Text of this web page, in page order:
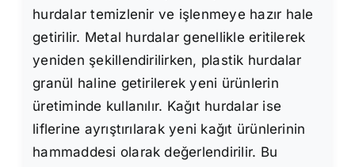
hurdalar temizlenir ve işlenmeye hazır hale
getirilir. Metal hurdalar genellikle eritilerek
yeniden şekillendirilirken, plastik hurdalar
granül haline getirilerek yeni ürünlerin
üretiminde kullanılır. Kağıt hurdalar ise
liflerine ayrıştırılarak yeni kağıt ürünlerinin
hammaddesi olarak değerlendirilir. Bu